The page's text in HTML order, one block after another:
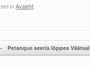
inAvaleht.
navigation
Petanque seeria lõppes Väätsal